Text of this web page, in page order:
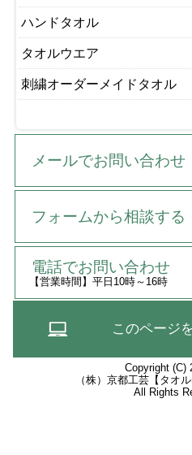
ハンドタオル
タオルウエア
刺繍オーダーメイドタオル
メールでお問い合わせ
フォームから相談する
電話でお問い合わせ
【営業時間】平日10時～16時
このページ
Copyright (C)
（株）京都工芸【タオ
All Rights